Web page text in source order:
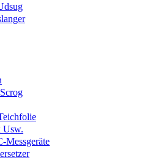
Usw.
Messgeräte